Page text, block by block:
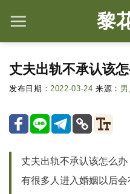
复
黎
丈夫出轨不承认该
发布日期：2022-03-24 来源：
丈夫出轨不承认该怎么办
有很多人进入婚姻以后